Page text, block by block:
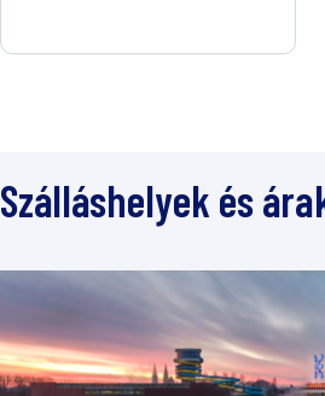
Szálláshelyek és